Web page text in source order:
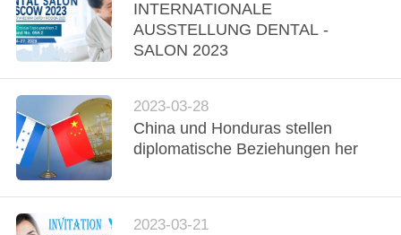
SIE
EIN
ZITAT
SEITENVERZEICHNIS
DATENSCHUTZ-
BESTIMMUNGEN
INTERNATIONALE
AUSSTELLUNG DENTAL -
SALON 2023
2023-03-28
China und Honduras stellen
diplomatische Beziehungen her
2023-03-21